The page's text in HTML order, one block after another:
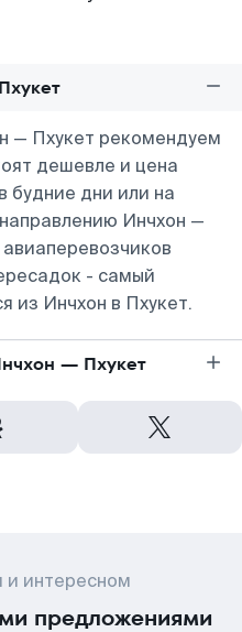
— Пхукет рекомендуем
дешевле и цена
будние дни или на
Инчхон —
- самый
из Инчхон в Пхукет.
— Пхукет
и интересном
предложениями